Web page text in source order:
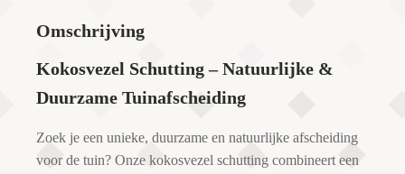
Omschrijving
Kokosvezel Schutting – Natuurlijke &
Duurzame Tuinafscheiding
Zoek je een unieke, duurzame en natuurlijke afscheiding
voor de tuin? Onze kokosvezel schutting combineert een